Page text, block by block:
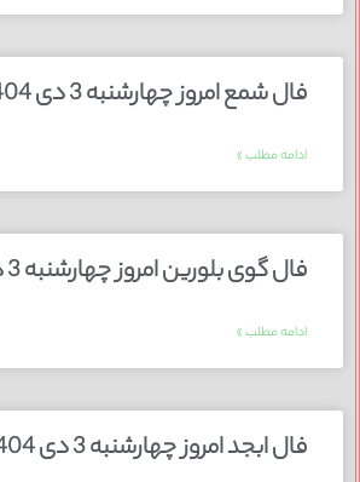
فال شمع امروز چهارشنبه 3 دی 1404
ادامه مطلب »
فال گوی بلورین امروز چهارشنبه 3 دی 1404
ادامه مطلب »
فال ابجد امروز چهارشنبه 3 دی 1404